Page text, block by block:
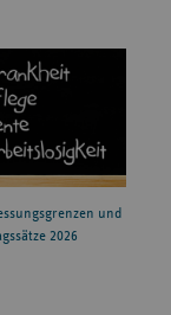
und
2026